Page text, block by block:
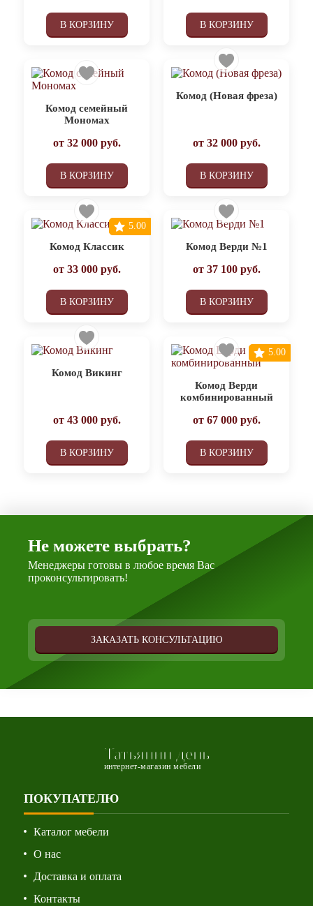
В КОРЗИНУ В КОРЗИНУ
Комод семейный
Мономах
от 32 000руб.
В КОРЗИНУ
Комод (Новая фреза)
от 32 000руб.
В КОРЗИНУ
Комод Классик
от 33 000руб.
В КОРЗИНУ
5.00
Комод Верди №1
от 37 100руб.
В КОРЗИНУ
Комод Викинг
от 43 000руб.
В КОРЗИНУ
Комод Верди
комбинированный
от 67 000руб.
В КОРЗИНУ
5.00
Не можете выбрать?
Менеджеры готовы в любое время Вас
проконсультировать!
ЗАКАЗАТЬ КОНСУЛЬТАЦИЮ
Татьянин день
интернет-магазин мебели
ПОКУПАТЕЛЮ
Каталог мебели
О нас
Доставка и оплата
Контакты